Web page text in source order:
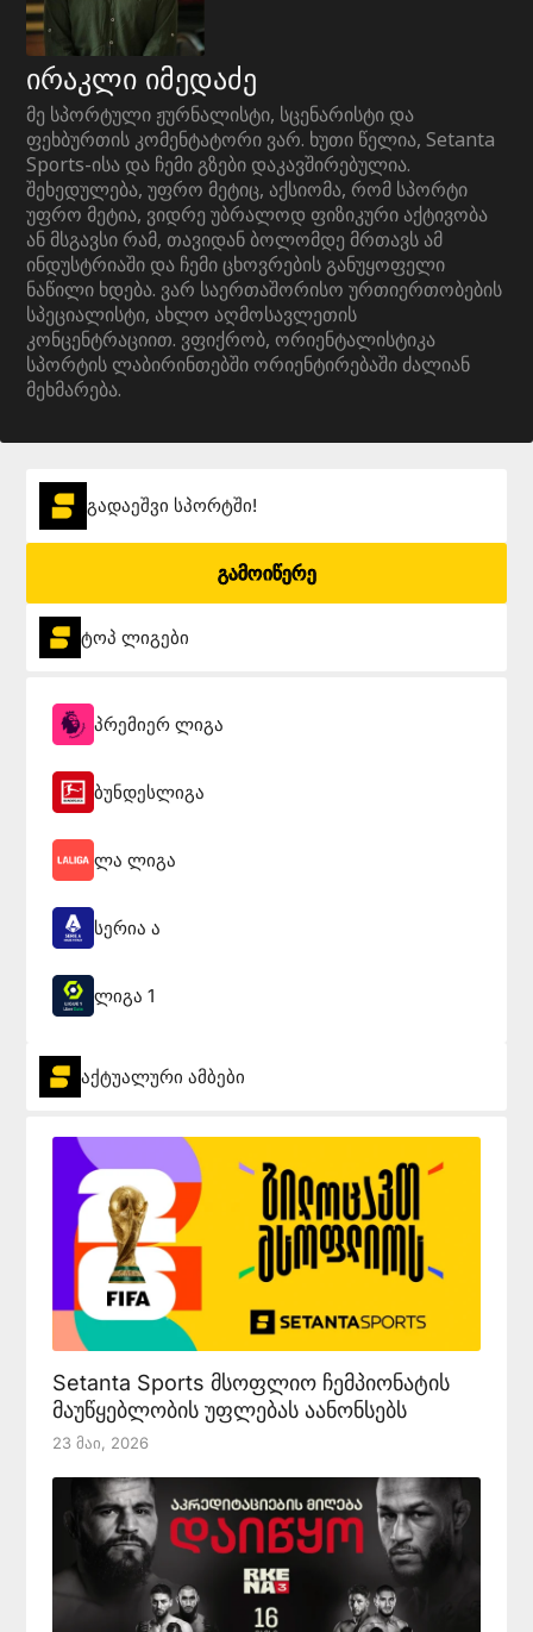
ირაკლი იმედაძე
მე სპორტული ჟურნალისტი, სცენარისტი და
ფეხბურთის კომენტატორი ვარ. ხუთი წელია, Setanta
Sports-ისა და ჩემი გზები დაკავშირებულია.
შეხედულება, უფრო მეტიც, აქსიომა, რომ სპორტი
უფრო მეტია, ვიდრე უბრალოდ ფიზიკური აქტივობა
ან მსგავსი რამ, თავიდან ბოლომდე მრთავს ამ
ინდუსტრიაში და ჩემი ცხოვრების განუყოფელი
ნაწილი ხდება. ვარ საერთაშორისო ურთიერთობების
სპეციალისტი, ახლო აღმოსავლეთის
კონცენტრაციით. ვფიქრობ, ორიენტალისტიკა
სპორტის ლაბირინთებში ორიენტირებაში ძალიან
მეხმარება.
გადაეშვი სპორტში!
გამოიწერე
ტოპ ლიგები
პრემიერ ლიგა
ბუნდესლიგა
ლა ლიგა
სერია ა
ლიგა 1
აქტუალური ამბები
Setanta Sports მსოფლიო ჩემპიონატის
მაუწყებლობის უფლებას აანონსებს
23 Მაი, 2026